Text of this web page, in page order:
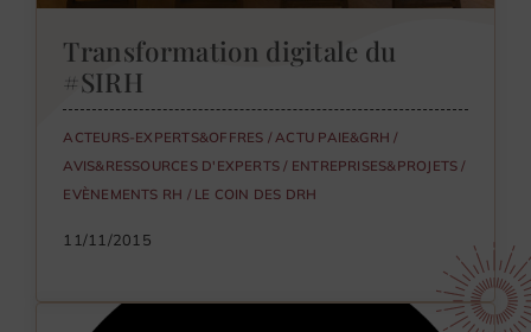
Transformation digitale du
#SIRH
ACTEURS-EXPERTS&OFFRES /ACTU PAIE&GRH /
AVIS&RESSOURCES D'EXPERTS / ENTREPRISES&PROJETS /
EVÈNEMENTS RH / LE COIN DES DRH
11/11/2015